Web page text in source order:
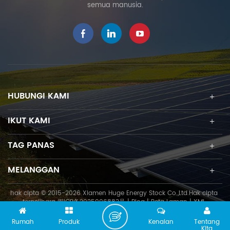
term durability. Material
rigorous weather
resistance testing,
service life and 15-year
product warranty.
Reinforced structural
design: enhanced
connector design
ensures strong wind
resistance to provide
added stability. Special
Precaution: serve as a
backup water source for
fire extinguishing as an
additional safety
measure in case of fire.
digunakan sebagai
kecondongan boleh
laras, membenarkan
pelarasan khusus projek
dan mengoptimumkan
keluaran kuasa suria.
Reka bentuk pra-
pemasangan tinggi yang
inovatif menghapuskan
pemotongan dan
kimpalan di tapak serta
membolehkan
pemasangan modul PV
yang cepat dan mudah.
semua manusia.
HUBUNGI KAMI
IKUT KAMI
TAG PANAS
MELANGGAN
hak cipta © 2015-2026 Xiamen Huge Energy Stock Co.,Ltd.Hak cipta
terpelihara闽ICP备2025096883号|Blog|Peta Laman|XML
Rumah Produk Tentang
Kenalan